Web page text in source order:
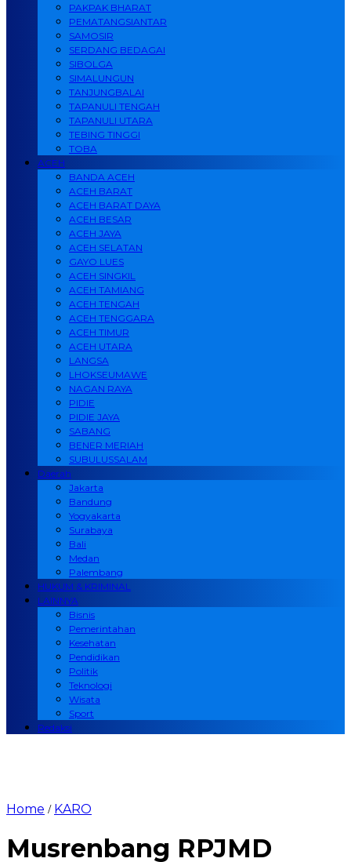
PAKPAK BHARAT
PEMATANGSIANTAR
SAMOSIR
SERDANG BEDAGAI
SIBOLGA
SIMALUNGUN
TANJUNGBALAI
TAPANULI TENGAH
TAPANULI UTARA
TEBING TINGGI
TOBA
ACEH
BANDA ACEH
ACEH BARAT
ACEH BARAT DAYA
ACEH BESAR
ACEH JAYA
ACEH SELATAN
GAYO LUES
ACEH SINGKIL
ACEH TAMIANG
ACEH TENGAH
ACEH TENGGARA
ACEH TIMUR
ACEH UTARA
LANGSA
LHOKSEUMAWE
NAGAN RAYA
PIDIE
PIDIE JAYA
SABANG
BENER MERIAH
SUBULUSSALAM
Daerah
Jakarta
Bandung
Yogyakarta
Surabaya
Bali
Medan
Palembang
HUKUM & KRIMINAL
LAINNYA
Bisnis
Pemerintahan
Kesehatan
Pendidikan
Politik
Teknologi
Wisata
Sport
Redaksi
Home / KARO
Musrenbang RPJMD